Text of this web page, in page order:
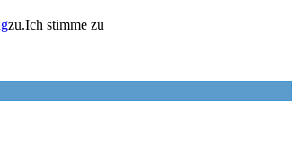
zu.Ich stimme zu